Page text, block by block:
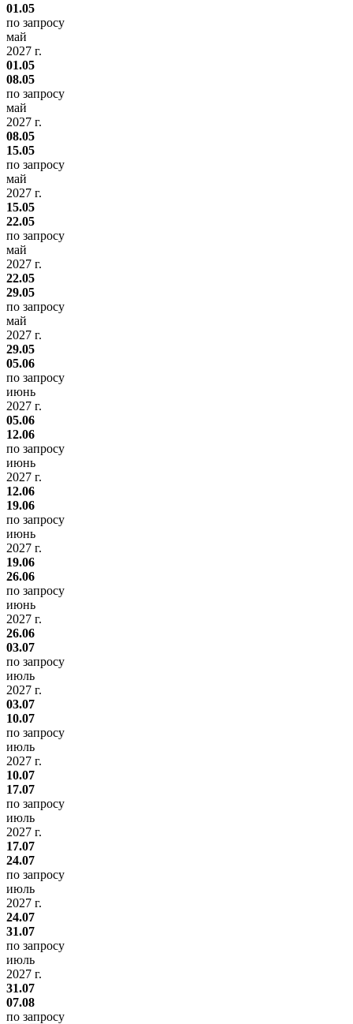
01.05
по запросу
май
2027 г.
01.05
08.05
по запросу
май
2027 г.
08.05
15.05
по запросу
май
2027 г.
15.05
22.05
по запросу
май
2027 г.
22.05
29.05
по запросу
май
2027 г.
29.05
05.06
по запросу
июнь
2027 г.
05.06
12.06
по запросу
июнь
2027 г.
12.06
19.06
по запросу
июнь
2027 г.
19.06
26.06
по запросу
июнь
2027 г.
26.06
03.07
по запросу
июль
2027 г.
03.07
10.07
по запросу
июль
2027 г.
10.07
17.07
по запросу
июль
2027 г.
17.07
24.07
по запросу
июль
2027 г.
24.07
31.07
по запросу
июль
2027 г.
31.07
07.08
по запросу